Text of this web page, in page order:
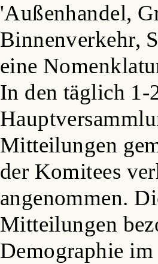
'Außenhandel,
Binnenverkehr,
eine
In den täglich 1-
Mitteilungen
der Komitees
angenommen.
Mitteilungen
Demographie